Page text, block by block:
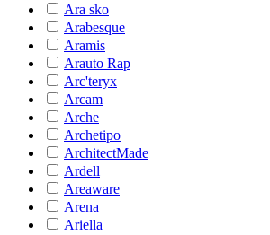
Ara sko
Arabesque
Aramis
Arauto Rap
Arc'teryx
Arcam
Arche
Archetipo
ArchitectMade
Ardell
Areaware
Arena
Ariella